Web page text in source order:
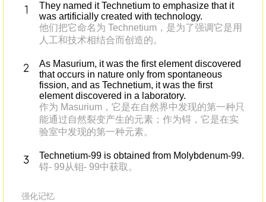
They named it Technetium to emphasize that it
was artificially created with technology.
他们把它命名为 Technetium，是为了强调它是用
人工和技术相结合而创造的。
As Masurium, it was the first element discovered
that occurs in nature only from spontaneous
fission, and as Technetium, it was the first
element discovered in a laboratory.
作为 Masurium，它是在自然界中发现的第一种只
能通过自然裂变产生的元素；作为锝，它是在实
验室中发现的第一种元素。
Technetium-99 is obtained from Molybdenum-99.
锝- 99从钼- 99中获取。
强化记忆